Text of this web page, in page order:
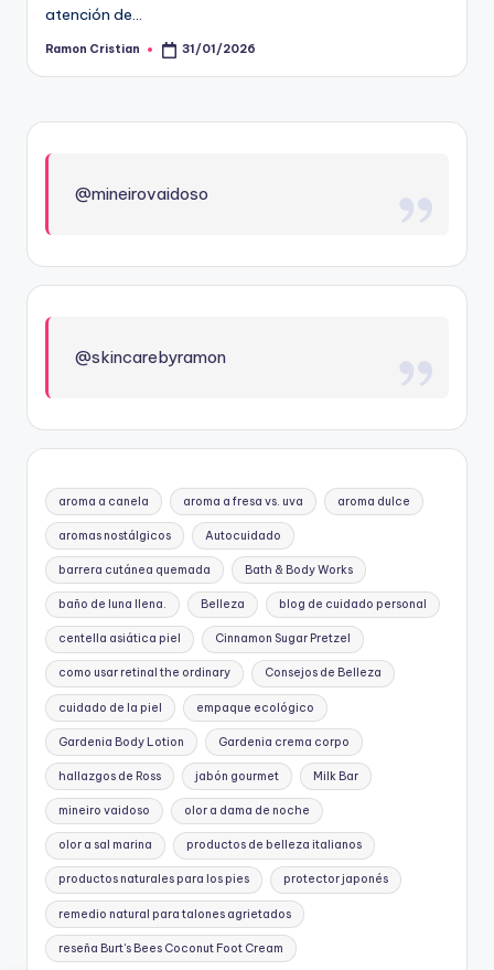
atención de…
Publicado
Ramon Cristian 31/01/2026
@mineirovaidoso
@skincarebyramon
aroma a canela aroma a fresa vs. uva aroma dulce
aromas nostálgicos Autocuidado
barrera cutánea quemada Bath & Body Works
baño de luna llena. Belleza blog de cuidado personal
centella asiática piel Cinnamon Sugar Pretzel
como usar retinal the ordinary Consejos de Belleza
cuidado de la piel empaque ecológico
Gardenia Body Lotion Gardenia crema corpo
hallazgos de Ross jabón gourmet Milk Bar
mineiro vaidoso olor a dama de noche
olor a sal marina productos de belleza italianos
productos naturales para los pies protector japonés
remedio natural para talones agrietados
reseña Burt's Bees Coconut Foot Cream